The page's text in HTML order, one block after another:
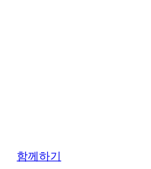
함께하기